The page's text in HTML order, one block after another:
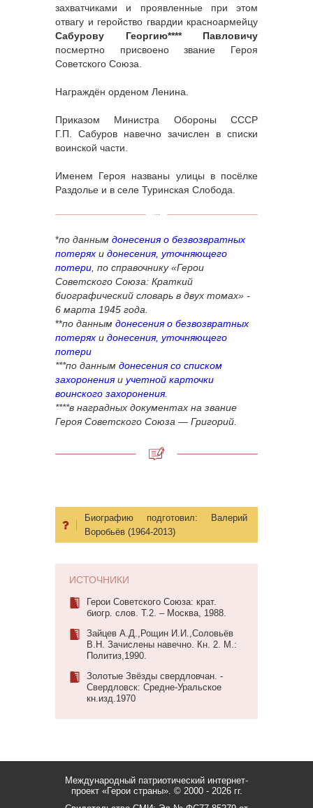
захватчиками и проявленные при этом
отвагу и геройство гвардии красноармейцу
Сабурову Георгию**** Павловичу
посмертно присвоено звание Героя
Советского Союза.
Награждён орденом Ленина.
Приказом Министра Обороны СССР
Г.П. Сабуров навечно зачислен в списки
воинской части.
Именем Героя названы улицы в посёлке
Раздолье и в селе Туринская Слобода.
*по данным донесения о безвозвратных
потерях и донесения, уточняющего
потери , по справочнику «Герои
Советского Союза: Краткий
биографический словарь в двух томах» -
6 марта 1945 года.
**по данным донесения о безвозвратных
потерях и донесения, уточняющего
потери
***по данным донесения со списком
захороненияи учетной карточки
воинского захоронения.
****в наградных документах на звание
Героя Советского Союза — Григорий.
Биографию подготовил:
Валерий
Воробьёв (1964-2013)
ИСТОЧНИКИ
Герои Советского Союза: крат.
биогр. слов. Т.2. – Москва, 1988.
Зайцев А.Д.,Рощин И.И.,Соловьёв
В.Н. Зачислены навечно. Кн. 2. М.:
Политиз,1990.
Золотые Звёзды свердловчан. -
Свердловск: Средне-Уральское
кн.изд.1970
Международный патриотический интернет-
проект «Герои страны». © 2000 - 2026 гг.